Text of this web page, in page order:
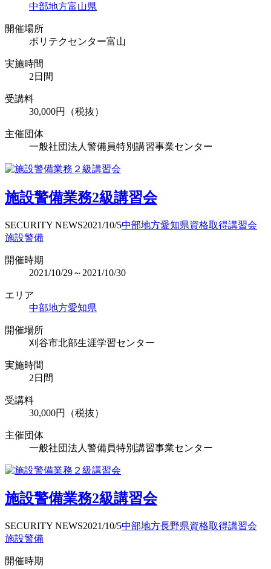
中部地方富山県
開催場所
ポリテクセンター富山
実施時間
2日間
受講料
30,000円（税抜）
主催団体
一般社団法人警備員特別講習事業センター
施設警備業務2級講習会
SECURITY NEWS2021/10/5中部地方愛知県資格取得講習会
施設警備
開催時期
2021/10/29～2021/10/30
エリア
中部地方愛知県
開催場所
刈谷市北部生涯学習センター
実施時間
2日間
受講料
30,000円（税抜）
主催団体
一般社団法人警備員特別講習事業センター
施設警備業務2級講習会
SECURITY NEWS2021/10/5中部地方長野県資格取得講習会
施設警備
開催時期